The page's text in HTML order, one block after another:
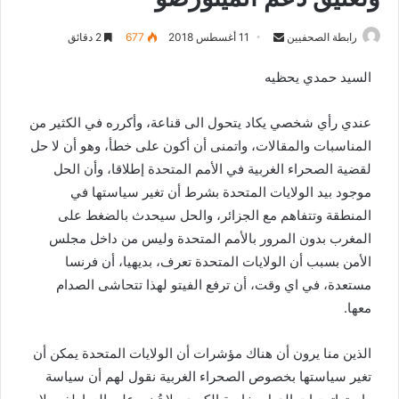
رابطة الصحفيين
n
a
n
e
m
l
11 أغسطس 2018 677
السيد حمدي يحظيه
عندي رأي شخصي يكاد يتحول الى قناعة، وأكرره في الكثير من
المناسبات والمقالات، واتمنى أن أكون على خطأ، وهو أن لا حل
لقضية الصحراء الغربية في الأمم المتحدة إطلاقا، وأن الحل
موجود بيد الولايات المتحدة بشرط أن تغير سياستها في
المنطقة وتتفاهم مع الجزائر، والحل سيحدث بالضغط على
المغرب بدون المرور بالأمم المتحدة وليس من داخل مجلس
الأمن بسبب أن الولايات المتحدة تعرف، بديهيا، أن فرنسا
مستعدة، في اي وقت، أن ترفع الفيتو لهذا تتحاشى الصدام
معها.
الذين منا يرون أن هناك مؤشرات أن الولايات المتحدة يمكن أن
تغير سياستها بخصوص الصحراء الغربية نقول لهم أن سياسة